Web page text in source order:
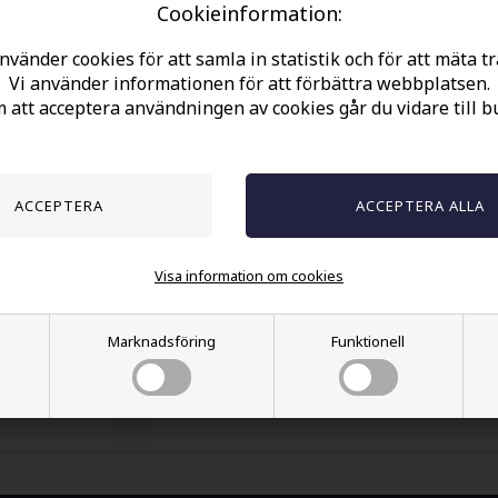
Cookieinformation:
cookies för att samla in statistik och för att mäta
Vi använder informationen för att förbättra webbplatsen.
att acceptera användningen av cookies går du vidare till
Marknadsföring Funktionell
Visa information om cookies
Spara